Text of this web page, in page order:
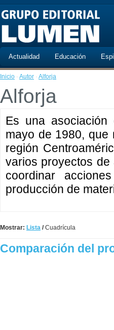
Actualidad Educación
Inicio · Autor · Alforja
Alforja
Es una
mayo de 1980, que
región
varios proyectos
coordinar
producción de
Mostrar: Lista /Cuadrícula
Comparación del